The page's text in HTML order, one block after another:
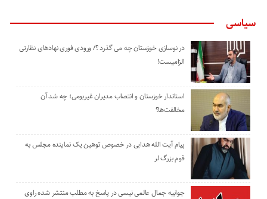
سیاسی
در نوسازی خوزستان چه می گذرد ؟/ ورودی فوری نهادهای نظارتی
الزامیست!
استاندار خوزستان و انتصاب مدیران غیربومی؛ چه شد آن
مخالفت‌ها؟
پیام آیت الله هدایی در خصوص توهین یک نماینده مجلس به
قوم بزرگ لر
جوابیه جمال عالمی نیسی در پاسخ به مطلب منتشر شده راوی